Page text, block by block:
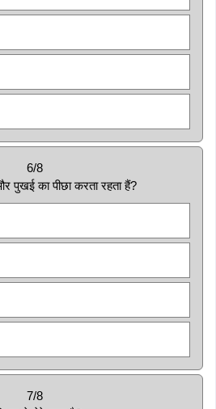
6/8
पुखई का पीछा करता रहता हैं?
7/8